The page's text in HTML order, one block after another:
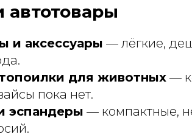
автотовары
и аксессуары — лёгкие,
для животных —
пока нет.
эспандеры — компактные,